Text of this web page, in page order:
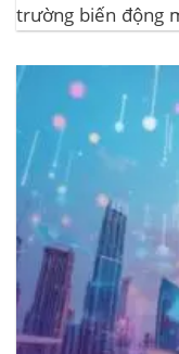
trường biến động
khiến hơn 185